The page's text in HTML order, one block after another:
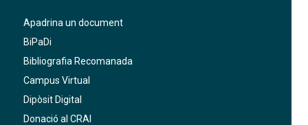
Apadrina un document
BiPaDi
Bibliografia Recomanada
Campus Virtual
Dipòsit Digital
Donació al CRAI